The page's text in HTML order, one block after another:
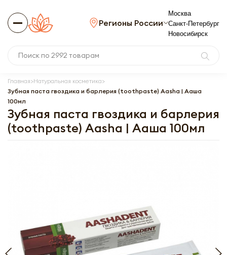
Регионы России
Москва
Санкт-Петербург
Новосибирск
Главная Натуральная косметика
Зубная паста гвоздика и барлерия (toothpaste) Aasha | Ааша
100мл
Зубная паста гвоздика и барлерия
(toothpaste) Aasha | Ааша 100мл